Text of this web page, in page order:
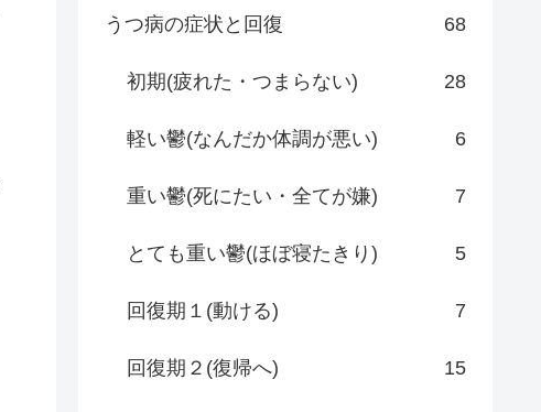
うつ病の症状と回復 68
初期(疲れた・つまらない) 28
軽い鬱(なんだか体調が悪い) 6
重い鬱(死にたい・全てが嫌) 7
とても重い鬱(ほぼ寝たきり) 5
回復期１(動ける) 7
回復期２(復帰へ) 15